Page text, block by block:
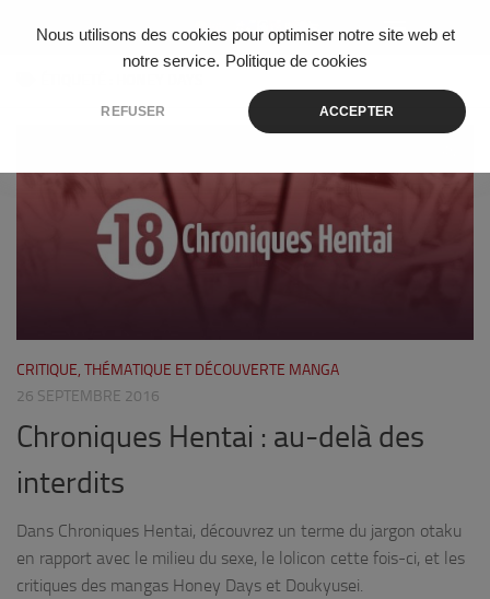
Nous utilisons des cookies pour optimiser notre site web et
notre service. Politique de cookies
REFUSER ACCEPTER
Skip to content
CRITIQUE, THÉMATIQUE ET DÉCOUVERTE MANGA
26 SEPTEMBRE 2016
Chroniques Hentai : au-delà des
interdits
Dans Chroniques Hentai, découvrez un terme du jargon otaku
en rapport avec le milieu du sexe, le lolicon cette fois-ci, et les
critiques des mangas Honey Days et Doukyusei.